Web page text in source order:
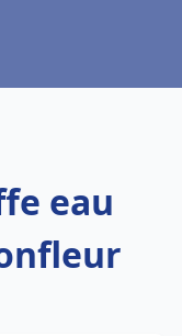
eau